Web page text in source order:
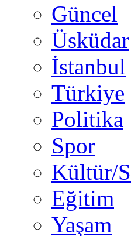
Güncel
Üsküdar
İstanbul
Türkiye
Politika
Spor
Kültür/
Eğitim
Yaşam